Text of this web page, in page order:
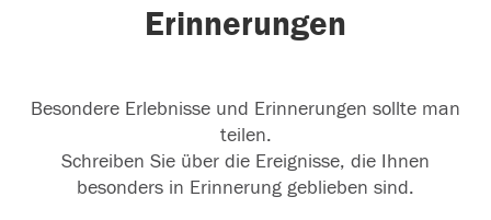
Erinnerungen
Besondere Erlebnisse und Erinnerungen sollte man
teilen.
Schreiben Sie über die Ereignisse, die Ihnen
besonders in Erinnerung geblieben sind.